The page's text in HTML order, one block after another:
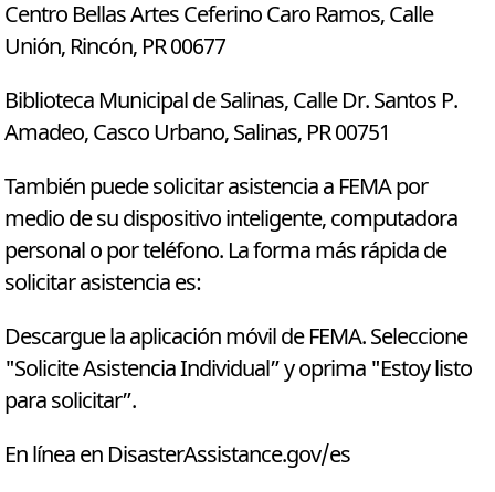
Centro Bellas Artes Ceferino Caro Ramos, Calle
Unión, Rincón, PR 00677
Biblioteca Municipal de Salinas, Calle Dr. Santos P.
Amadeo, Casco Urbano, Salinas, PR 00751
También puede solicitar asistencia a FEMA por
medio de su dispositivo inteligente, computadora
personal o por teléfono. La forma más rápida de
solicitar asistencia es:
Descargue la aplicación móvil de FEMA. Seleccione
"Solicite Asistencia Individual” y oprima "Estoy listo
para solicitar”.
En línea en DisasterAssistance.gov/es